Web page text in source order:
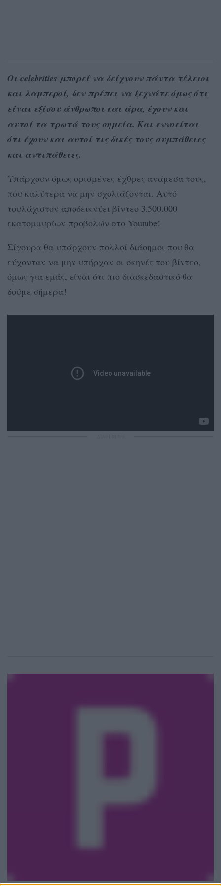
Οι celebrities μπορεί να δείχνουν πάντα τέλειοι
και λαμπεροί, δεν πρέπει να ξεχνάτε όμως ότι
είναι εξίσου άνθρωποι και άρα, έχουν και
αυτοί τα τρωτά τους σημεία. Και εννοείται
ότι έχουν και αυτοί τις δικές τους συμπάθειες
και αντιπάθειες.
Υπάρχουν όμως ορισμένες έχθρες ανάμεσα τους,
που καλύτερα να μην σχολιάζονται. Αυτό
τουλάχιστον αποδεικνύει βίντεο 3.500.000
εκατομμυρίων προβολών στο Youtube!
Σίγουρα θα υπάρχουν πολλοί διάσημοι που θα
εύχονταν να μην υπήρχαν οι σκηνές του βίντεο,
όμως για εμάς, είναι ότι πιο διασκεδαστικό θα
δούμε σήμερα!